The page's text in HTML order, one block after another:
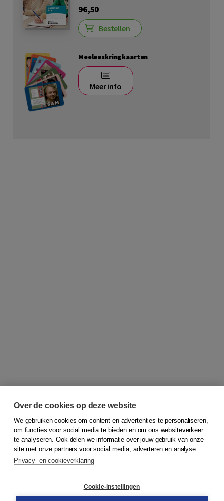
96,50
Bestellen
Meeleeskringkaarten
Meer info
© 2026Koninklijke Boom uitgevers
Bestellen
Over de cookies op deze website
We gebruiken cookies om content en advertenties te personaliseren,
om functies voor social media te bieden en om ons websiteverkeer
te analyseren. Ook delen we informatie over jouw gebruik van onze
site met onze partners voor social media, adverteren en analyse.
Privacy- en cookieverklaring
Cookie-instellingen